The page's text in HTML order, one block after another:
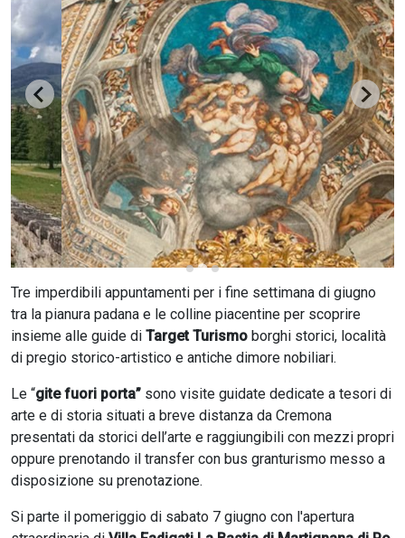
Tre imperdibili appuntamenti per i fine settimana di giugno
tra la pianura padana e le colline piacentine per scoprire
insieme alle guide di Target Turismo borghi storici, località
di pregio storico-artistico e antiche dimore nobiliari.
Le “gite fuori porta” sono visite guidate dedicate a tesori di
arte e di storia situati a breve distanza da Cremona
presentati da storici dell’arte e raggiungibili con mezzi propri
oppure prenotando il transfer con bus granturismo messo a
disposizione su prenotazione.
Si parte il pomeriggio di sabato 7 giugno con l'apertura